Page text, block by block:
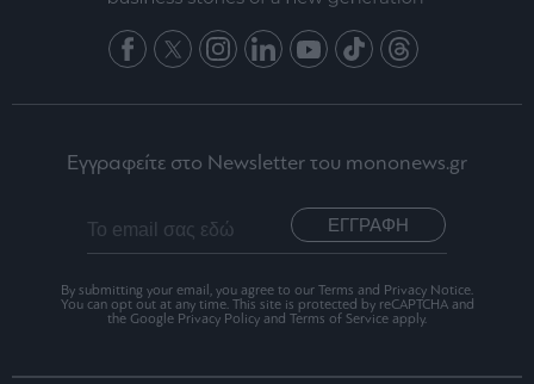
Εγγραφείτε στο Newsletter του mononews.gr
ΕΓΓΡΑΦΗ
By submitting your email, you agree to our Terms and Privacy Notice.
You can opt out at any time. This site is protected by reCAPTCHA and
the Google Privacy Policy and Terms of Service apply.